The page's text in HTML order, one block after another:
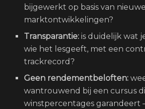
bijgewerkt op basis van
marktontwikkelingen?
Transparantie: is duidelijk wat
wie het lesgeeft, met een
trackrecord?
Geen rendementbeloften:
wantrouwend bij een cursus
winstpercentages garandeert